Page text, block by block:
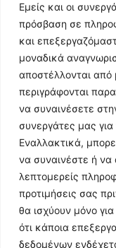
Εμείς και οι
πρόσβαση σε
και
μοναδικά
αποστέλλονται από
περιγράφονται
να συναινέσετε
συνεργάτες μας
Εναλλακτικά,
να συναινέστε ή
λεπτομερείς
προτιμήσεις σας
θα ισχύουν μόνο
ότι κάποια
δεδομένων
©